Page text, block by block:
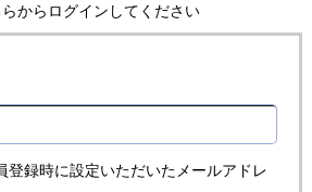
からログインしてください
録時に設定いただいたメールアドレ